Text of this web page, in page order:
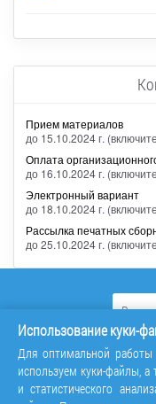
Прием материалов
до 15.10.2024 г.
Оплата
до 16.10.2024 г.
Электронный вариант
до 18.10.2024 г.
Рассылка печатных
до 25.10.2024 г.
Использование куки-
Для оптимальной
используем куки-файлы, а
и статистического